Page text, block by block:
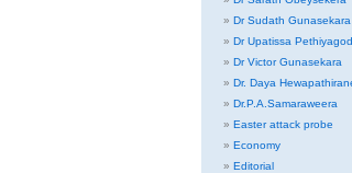
Dr Sudath Gunasekara
Dr Upatissa
Dr Victor Gunasekara
Dr. Daya
Dr.P.A.Samaraweera
Easter attack probe
Economy
Editorial